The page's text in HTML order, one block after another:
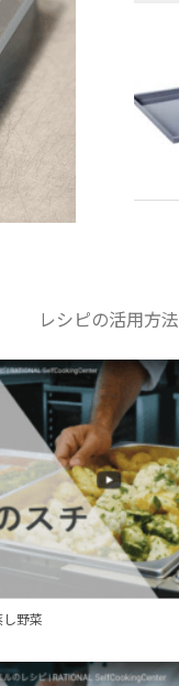
レシピの活用方法
し野菜